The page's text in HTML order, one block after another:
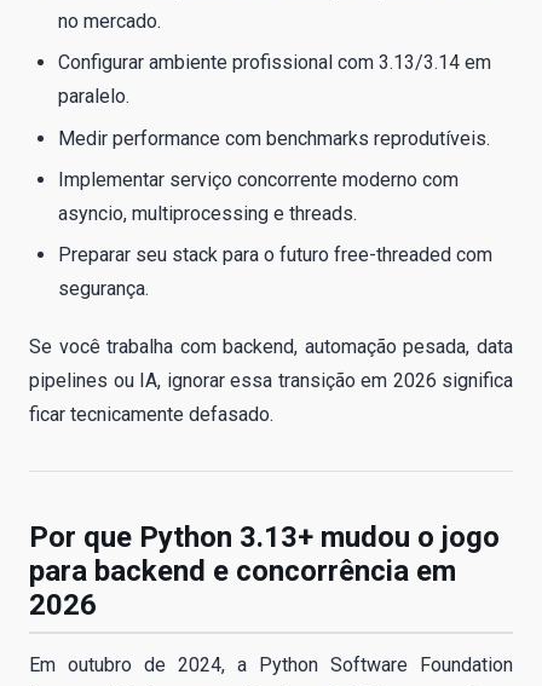
no mercado.
Configurar ambiente profissional com 3.13/3.14 em
paralelo.
Medir performance com benchmarks reprodutíveis.
Implementar serviço concorrente moderno com
asyncio, multiprocessing e threads.
Preparar seu stack para o futuro free-threaded com
segurança.
Se você trabalha com backend, automação pesada, data
pipelines ou IA, ignorar essa transição em 2026 significa
ficar tecnicamente defasado.
Por que Python 3.13+ mudou o jogo
para backend e concorrência em
2026
Em outubro de 2024, a Python Software Foundation